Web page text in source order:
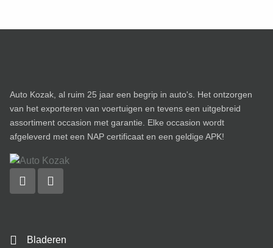
Auto Kozak, al ruim 25 jaar een begrip in auto's. Het ontzorgen
van het exporteren van voertuigen en tevens een uitgebreid
assortiment occasion met garantie. Elke occasion wordt
afgeleverd met een NAP certificaat en een geldige APK!
Bladeren